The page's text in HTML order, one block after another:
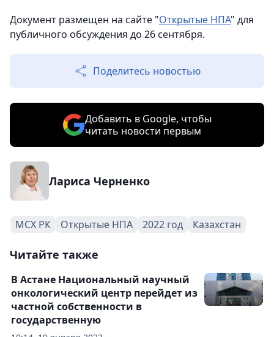
Документ размещен на сайте "Открытые НПА" для
публичного обсуждения до 26 сентября.
Поделитесь новостью
Добавить в Google, чтобы
читать новости первым
Лариса Черненко
МСХ РК Открытые НПА 2022 год Казахстан
Читайте также
В Астане Национальный научный
онкологический центр перейдет из
частной собственности в
государственную